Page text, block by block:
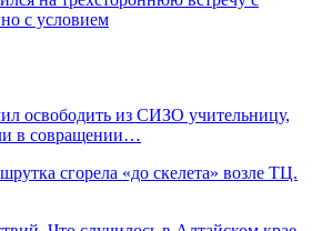
с условием
освободить из СИЗО учительницу,
в совращении…
сгорела «до скелета» возле ТЦ.